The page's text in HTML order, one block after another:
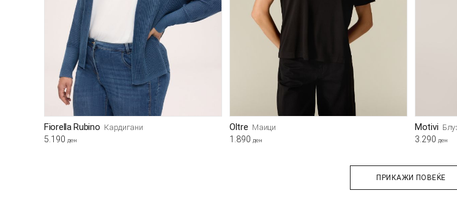
Fiorella Rubino Кардигани
5.190 ден
Oltre Маици
1.890 ден
Motivi
3.290 ден
ПРИКАЖИ ПОВЕЌЕ